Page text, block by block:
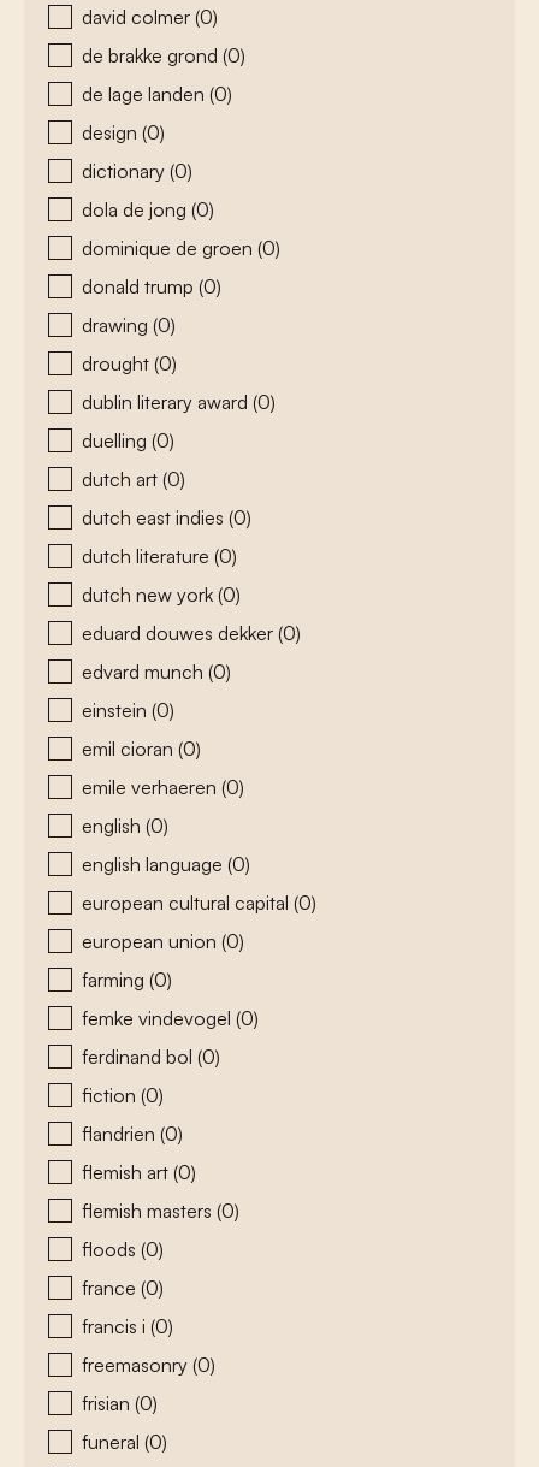
david colmer (0)
de brakke grond (0)
de lage landen (0)
design (0)
dictionary (0)
dola de jong (0)
dominique de groen (0)
donald trump (0)
drawing (0)
drought (0)
dublin literary award (0)
duelling (0)
dutch art (0)
dutch east indies (0)
dutch literature (0)
dutch new york (0)
eduard douwes dekker (0)
edvard munch (0)
einstein (0)
emil cioran (0)
emile verhaeren (0)
english (0)
english language (0)
european cultural capital (0)
european union (0)
farming (0)
femke vindevogel (0)
ferdinand bol (0)
fiction (0)
flandrien (0)
flemish art (0)
flemish masters (0)
floods (0)
france (0)
francis i (0)
freemasonry (0)
frisian (0)
funeral (0)